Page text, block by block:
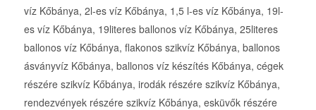
víz Kőbánya, 2l-es víz Kőbánya, 1,5 l-es víz Kőbánya, 19l-
es víz Kőbánya, 19literes ballonos víz Kőbánya, 25literes
ballonos víz Kőbánya, flakonos szikvíz Kőbánya, ballonos
ásványvíz Kőbánya, ballonos víz készítés Kőbánya, cégek
részére szikvíz Kőbánya, irodák részére szikvíz Kőbánya,
rendezvények részére szikvíz Kőbánya, esküvők részére